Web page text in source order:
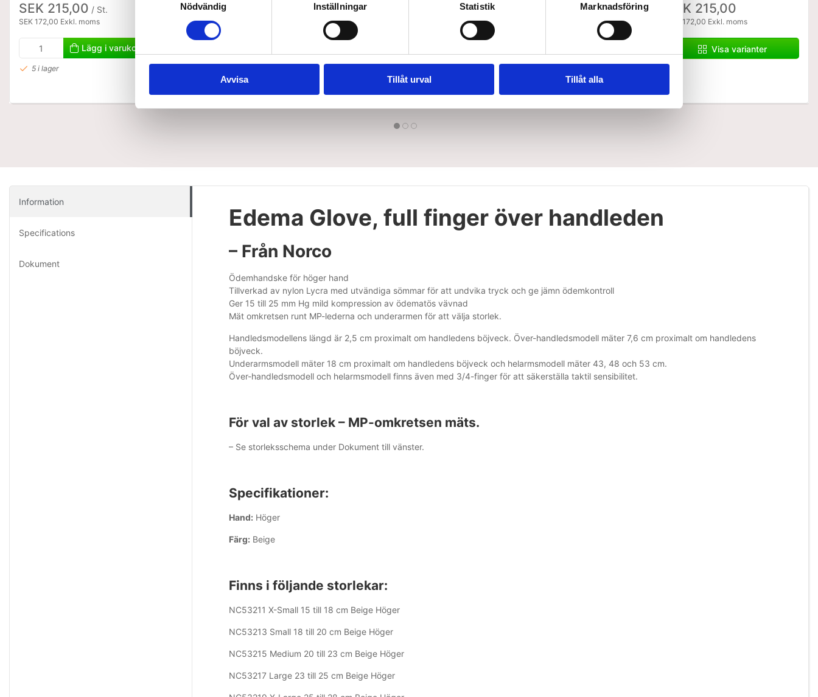
Nödvändig
Inställningar Statistik Marknadsföring
Avvisa Tillåt urval Tillåt alla
SEK 215,00 / St.
SEK 172,00 Exkl. moms
Lägg i varukorg
5 i lager
SEK 215,00
SEK 172,00 Exkl. moms
Visa varianter
SEK 215,00
SEK 172,00 Exkl. moms
/ St. SEK 215,00
SEK 172,00 Exkl. moms
Visa varianter
Information
Specifications
Dokument
Edema Glove, full finger över handleden
– Från Norco
Ödemhandske för höger hand
Tillverkad av nylon Lycra med utvändiga sömmar för att undvika tryck och ge jämn ödemkontroll
Ger 15 till 25 mm Hg mild kompression av ödematös vävnad
Mät omkretsen runt MP-lederna och underarmen för att välja storlek.
Handledsmodellens längd är 2,5 cm proximalt om handledens böjveck. Över-handledsmodell mäter 7,6 cm proximalt om handledens
böjveck.
Underarmsmodell mäter 18 cm proximalt om handledens böjveck och helarmsmodell mäter 43, 48 och 53 cm.
Över-handledsmodell och helarmsmodell finns även med 3/4-finger för att säkerställa taktil sensibilitet.
För val av storlek – MP-omkretsen mäts.
– Se storleksschema under Dokument till vänster.
Specifikationer:
Hand: Höger
Färg: Beige
Finns i följande storlekar:
NC53211 X-Small 15 till 18 cm Beige Höger
NC53213 Small 18 till 20 cm Beige Höger
NC53215 Medium 20 till 23 cm Beige Höger
NC53217 Large 23 till 25 cm Beige Höger